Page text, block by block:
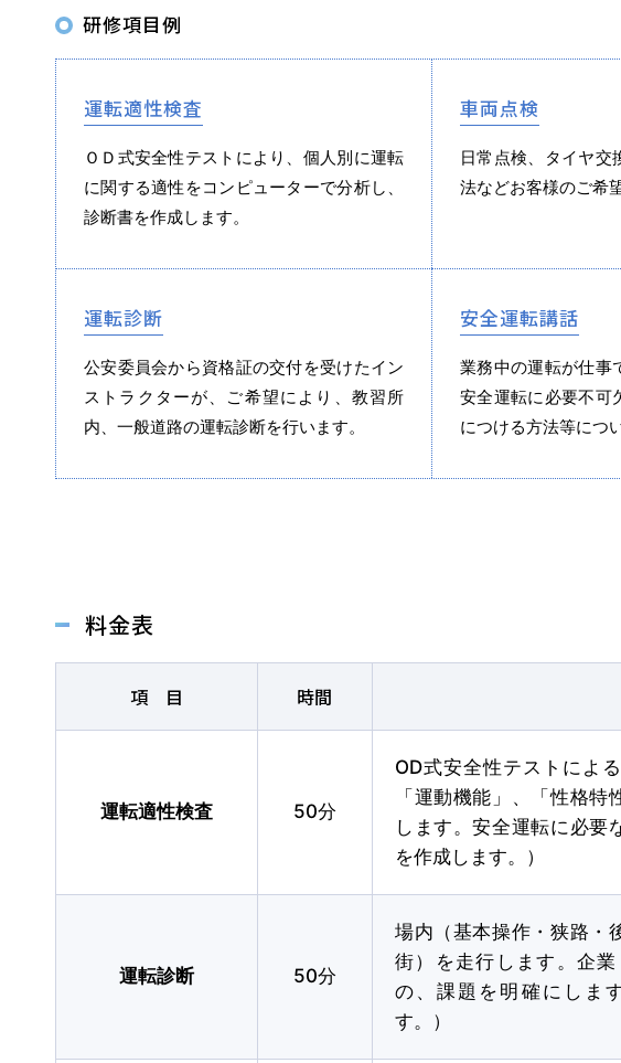
スクールバスについて バスのり
お問い合わせ サイトマ
2026.07.31
2026.07.30 NEW!
【花畑校7月イベント】夏はじめました
研修項目例
運転適性検査
ＯＤ式安全性テストにより、個人別に運転
に関する適性をコンピューターで分析し、
診断書を作成します。
車両点検
日常点検、タイヤ交
法などお客様のご希
運転診断
公安委員会から資格証の交付を受けたイン
ストラクターが、ご希望により、教習所
内、一般道路の運転診断を行います。
安全運転講話
業務中の運転が仕事
安全運転に必要不可
につける方法等につ
料金表
項目 時間
運転適性検査 50分
OD式安全性テストによ
「運動機能」、「性格
します。安全運転に必要
を作成します。）
運転診断 50分
場内（基本操作・狭路・
街）を走行します。企
の、課題を明確にしま
す。）